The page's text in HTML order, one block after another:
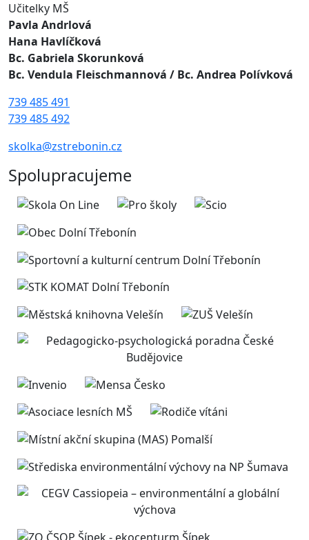
Učitelky MŠ
Pavla Andrlová
Hana Havlíčková
Bc. Gabriela Skorunková
Bc. Vendula Fleischmannová / Bc. Andrea Polívková
739 485 491
739 485 492
skolka@zstrebonin.cz
Spolupracujeme